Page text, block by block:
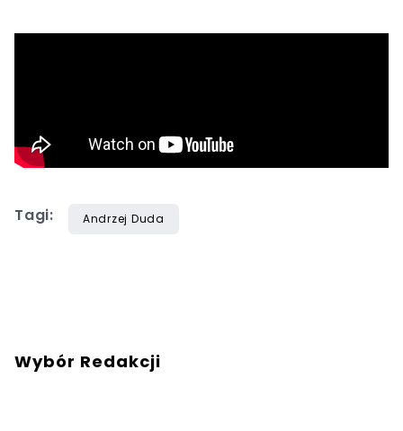
Tagi: Andrzej Duda
Wybór Redakcji